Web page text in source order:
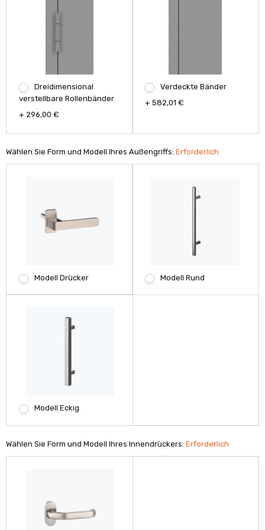
Dreidimensional
verstellbare Rollenbänder
+ 296,00 €
Verdeckte Bänder
+ 582,01 €
Wählen Sie Form und Modell Ihres Außengriffs:Erforderlich
Modell Drücker Modell Rund
Modell Eckig
Wählen Sie Form und Modell Ihres Innendrückers:Erforderlich